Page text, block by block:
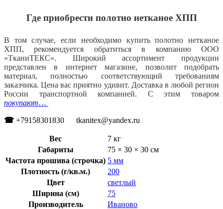
Где приобрести полотно нетканое ХПП
В том случае, если необходимо купить полотно нетканое
ХПП, рекомендуется обратиться в компанию ООО
«ТканиТЕКС». Широкий ассортимент продукции
представлен в интернет магазине, позволит подобрать
материал, полностью соответствующий требованиям
заказчика. Цена вас приятно удивит. Доставка в любой регион
России транспортной компанией. С этим товаром
покупают…
☎ +79158301830 tkanitex@yandex.ru
Вес
7 кг
Габариты
75 × 30 × 30 см
Частота прошива (строчка) 5 мм
Плотность (г/кв.м.)
200
Цвет
светлый
Ширина (см)
75
Производитель
Иваново